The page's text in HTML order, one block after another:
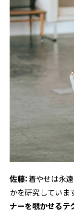
佐藤：着やせは永
かを研究していま
ナーを覗かせるテ